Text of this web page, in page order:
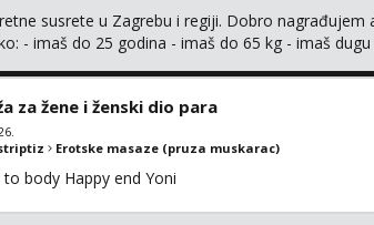
susrete u Zagrebu i regiji. Dobro nagrađujem
- imaš do 25 godina - imaš do 65 kg - imaš
za žene i ženski dio para
Erotske masaze (pruza muskarac)
body Happy end Yoni